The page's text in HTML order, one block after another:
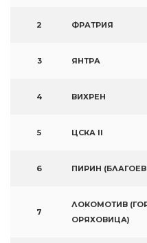
2 ФРАТРИЯ
3 ЯНТРА
4 ВИХРЕН
5 ЦСКА II
6 ПИРИН
7
ЛОКОМОТИВ
ОРЯХОВИЦА)